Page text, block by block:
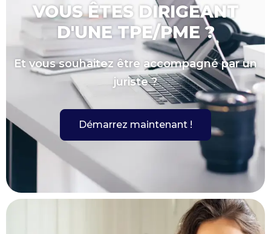
VOUS ÊTES DIRIGEANT
D'UNE TPE/PME ?
Et vous souhaitez être accompagné par un
juriste ?
Démarrez maintenant !